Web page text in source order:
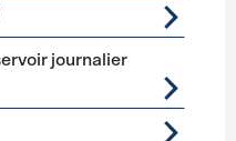
journalier